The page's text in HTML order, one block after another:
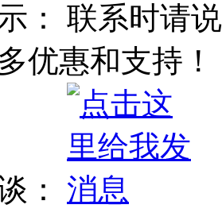
： 联系时请
优惠和支持！
：